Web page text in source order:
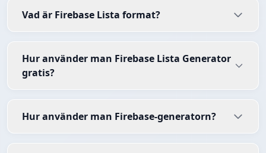
Vad är Firebase Lista format?
Hur använder man Firebase Lista Generator
gratis?
Hur använder man Firebase-generatorn?